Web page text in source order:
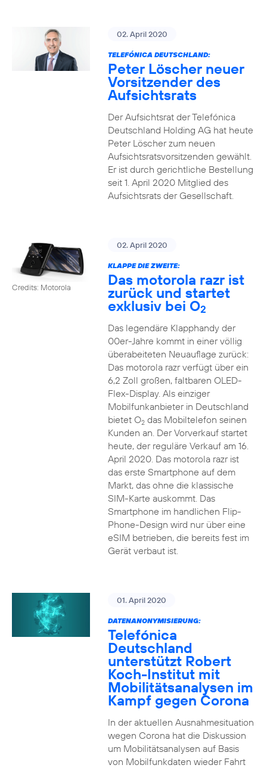
02. April 2020
TELEFÓNICA DEUTSCHLAND:
Peter Löscher neuer
Vorsitzender des
Aufsichtsrats
Der Aufsichtsrat der Telefónica
Deutschland Holding AG hat heute
Peter Löscher zum neuen
Aufsichtsratsvorsitzenden gewählt.
Er ist durch gerichtliche Bestellung
seit 1. April 2020 Mitglied des
Aufsichtsrats der Gesellschaft.
Credits: Motorola
02. April 2020
KLAPPE DIE ZWEITE:
Das motorola razr ist
zurück und startet
exklusiv bei O2
Das legendäre Klapphandy der
00er-Jahre kommt in einer völlig
überabeiteten Neuauflage zurück:
Das motorola razr verfügt über ein
6,2 Zoll großen, faltbaren OLED-
Flex-Display. Als einziger
Mobilfunkanbieter in Deutschland
bietet O2das Mobiltelefon seinen
Kunden an. Der Vorverkauf startet
heute, der reguläre Verkauf am 16.
April 2020. Das motorola razr ist
das erste Smartphone auf dem
Markt, das ohne die klassische
SIM-Karte auskommt. Das
Smartphone im handlichen Flip-
Phone-Design wird nur über eine
eSIM betrieben, die bereits fest im
Gerät verbaut ist.
01. April 2020
DATENANONYMISIERUNG:
Telefónica
Deutschland
unterstützt Robert
Koch-Institut mit
Mobilitätsanalysen im
Kampf gegen Corona
In der aktuellen Ausnahmesituation
wegen Corona hat die Diskussion
um Mobilitätsanalysen auf Basis
von Mobilfunkdaten wieder Fahrt